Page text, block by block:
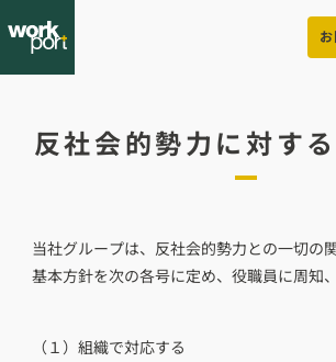
反社会的勢力に対す
当社グループは、反社会的勢力との一切の
基本方針を次の各号に定め、役職員に周知
（１） 組織で対応する